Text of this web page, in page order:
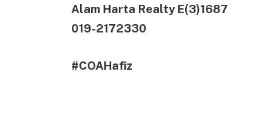
Alam Harta Realty E(3)1687
019-2172330
#COAHafiz